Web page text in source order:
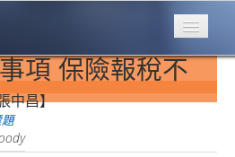
項 保險報稅不
中昌】